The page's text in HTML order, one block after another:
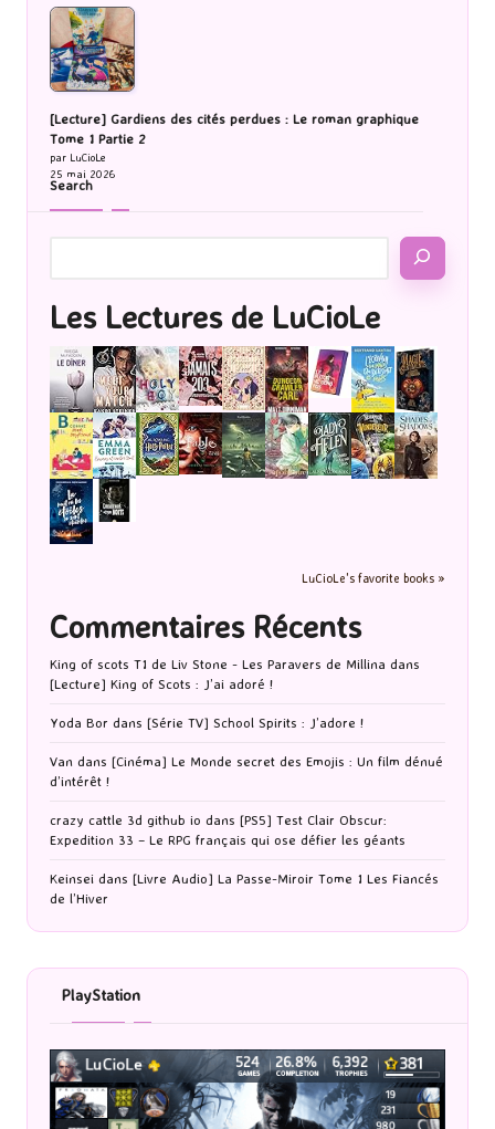
[Lecture] Gardiens des cités perdues : Le roman graphique
Tome 1 Partie 2
par LuCioLe
25 mai 2026
Search
Les Lectures de LuCioLe
LuCioLe's favorite books »
Commentaires Récents
King of scots T1 de Liv Stone - Les Paravers de Millina dans
[Lecture] King of Scots : J’ai adoré !
Yoda Bor dans [Série TV] School Spirits : J’adore !
Van dans [Cinéma] Le Monde secret des Emojis : Un film dénué
d’intérêt !
crazy cattle 3d github io dans [PS5] Test Clair Obscur:
Expedition 33 – Le RPG français qui ose défier les géants
Keinsei dans [Livre Audio] La Passe-Miroir Tome 1 Les Fiancés
de l’Hiver
PlayStation